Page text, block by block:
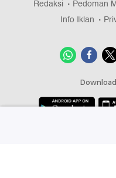
Redaksi Pedoman
Info Iklan